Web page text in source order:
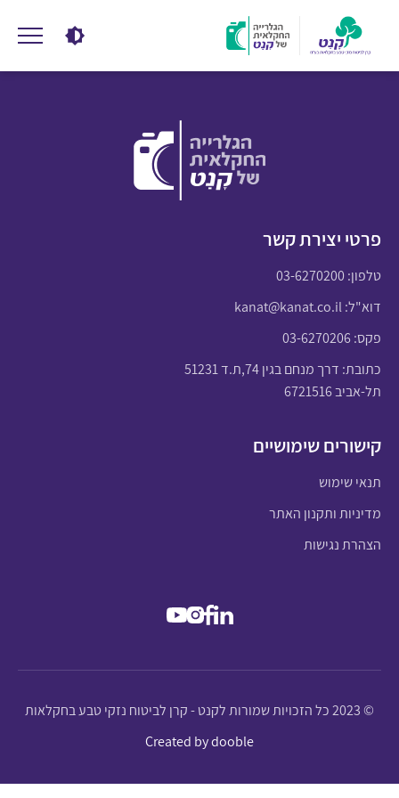
פרטי יצירת קשר
טלפון:03-6270200
דוא"ל:kanat@kanat.co.il
פקס: 03-6270206
כתובת: דרך מנחם בגין 74,ת.ד 51231
תל-אביב 6721516
קישורים שימושיים
תנאי שימוש
מדיניות ותקנון האתר
הצהרת נגישות
© 2023 כל הזכויות שמורות לקנט - קרן לביטוח נזקי טבע בחקלאות
Created by dooble